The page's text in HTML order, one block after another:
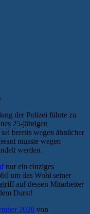
der Polizei führte zu
25-jährigen
bereits wegen ähnlicher
musste wegen
werden.
nur ein einziges
um das Wohl seiner
auf dessen Mitarbeiter
Durst!
2020 von